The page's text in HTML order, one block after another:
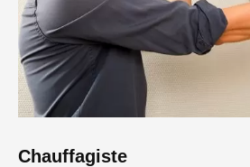
Chauffagiste